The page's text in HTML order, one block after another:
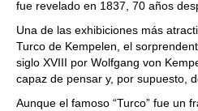
fue revelado en 1837, 70 años
Una de las exhibiciones más
Turco de Kempelen, el
siglo XVIII por Wolfgang von
capaz de pensar y, por supuesto,
Aunque el famoso “Turco” fue un